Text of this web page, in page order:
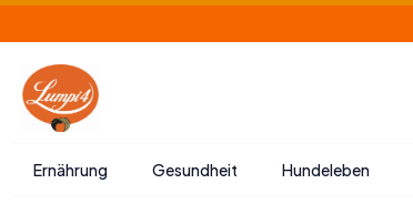
Zum
Inhalt
springen
Ernährung Gesundheit Hundeleben